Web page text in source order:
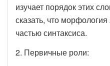
изучает порядок этих
сказать, что
частью синтаксиса.
2. Первичные роли: